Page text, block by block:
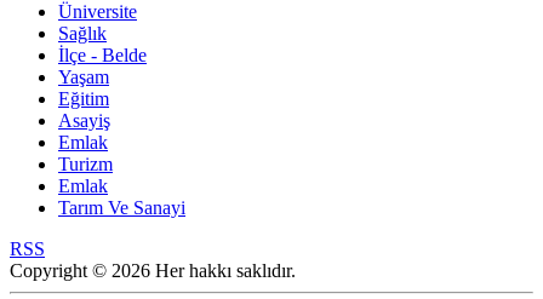
Üniversite
Sağlık
İlçe - Belde
Yaşam
Eğitim
Asayiş
Emlak
Turizm
Emlak
Tarım Ve Sanayi
RSS
Copyright © 2026 Her hakkı saklıdır.